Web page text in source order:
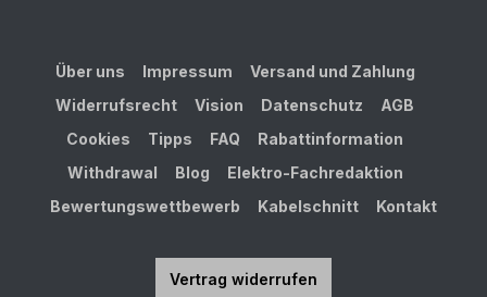
Über uns Impressum
Versand und Zahlung
Widerrufsrecht
Vision Datenschutz
AGB
Cookies
Tipps FAQ
Rabattinformation
Withdrawal
Blog
Elektro-Fachredaktion
Bewertungswettbewerb
Kabelschnitt Kontakt
Vertrag widerrufen